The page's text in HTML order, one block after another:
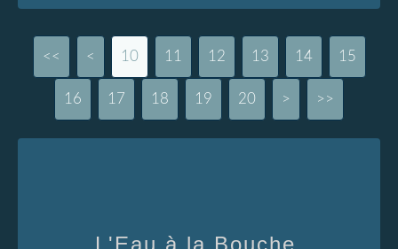
<< < 10 11 12 13 14 15
16 17 18 19 20 30
40
50
60
70
80
90
100
> >>
L'Eau à la Bouche